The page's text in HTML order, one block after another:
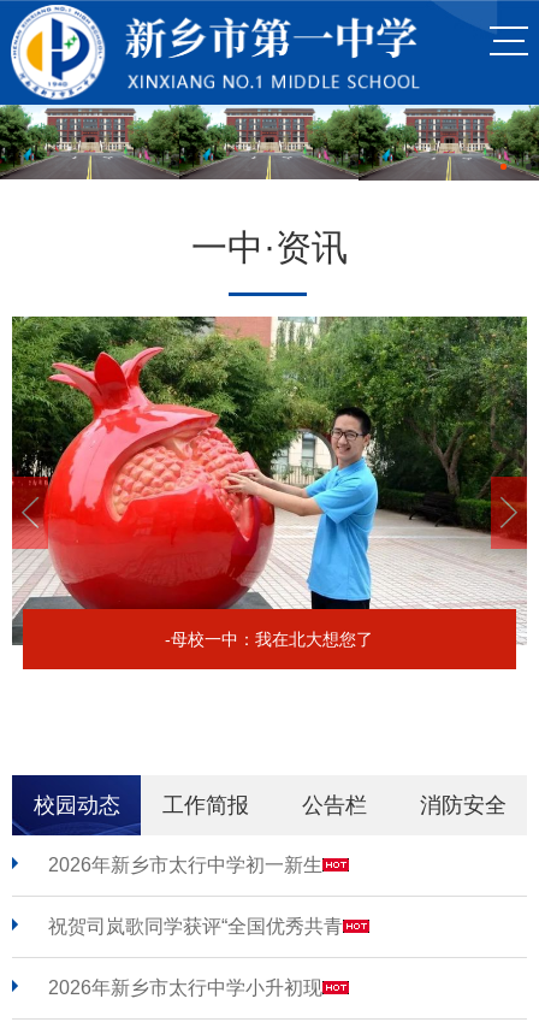
一中·资讯
-母校一中：我在北大想您了
校园动态 工作简报 公告栏 消防安全
2026年新乡市太行中学初一新生
祝贺司岚歌同学获评“全国优秀共青
2026年新乡市太行中学小升初现